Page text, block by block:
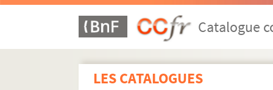
Catalogue
LES CATALOGUES